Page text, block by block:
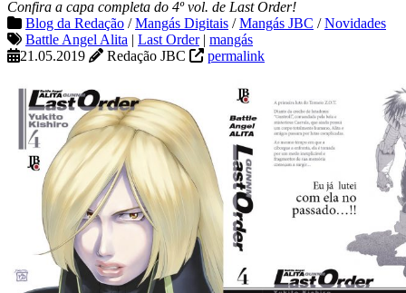
Confira a capa completa do 4º vol. de Last Order!
Blog da Redação /Mangás Digitais /Mangás JBC /Novidades
Battle Angel Alita | Last Order| mangás
21.05.2019
Redação JBC permalink